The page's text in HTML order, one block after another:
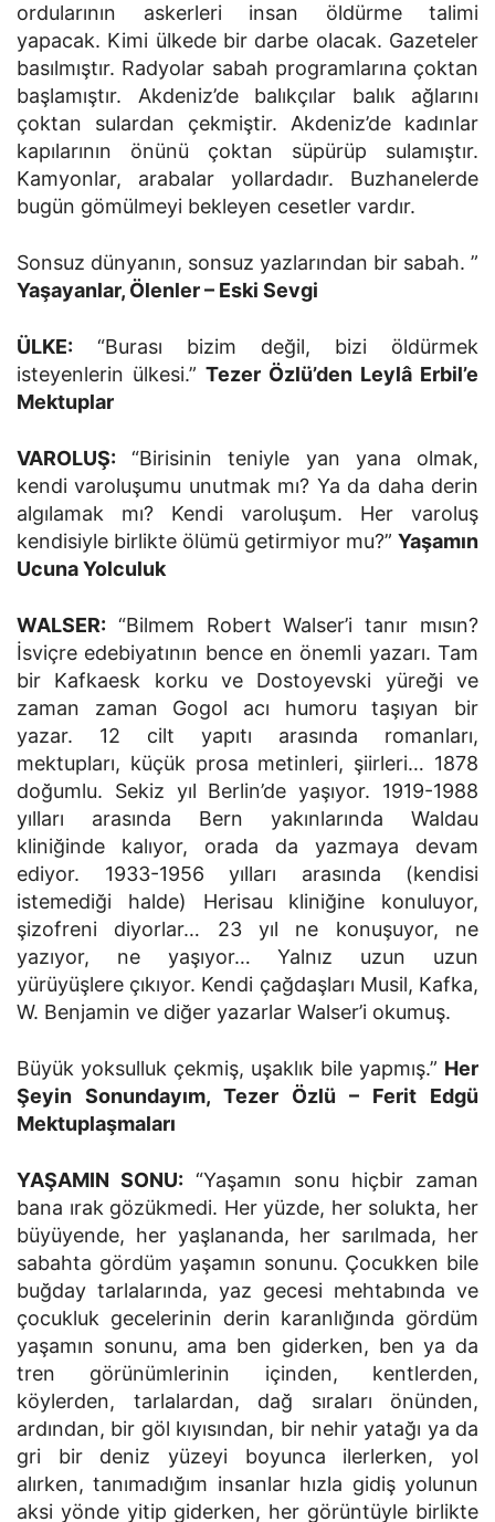
ordularının askerleri insan öldürme talimi
yapacak. Kimi ülkede bir darbe olacak. Gazeteler
basılmıştır. Radyolar sabah programlarına çoktan
başlamıştır. Akdeniz’de balıkçılar balık ağlarını
çoktan sulardan çekmiştir. Akdeniz’de kadınlar
kapılarının önünü çoktan süpürüp sulamıştır.
Kamyonlar, arabalar yollardadır. Buzhanelerde
bugün gömülmeyi bekleyen cesetler vardır.
Sonsuz dünyanın, sonsuz yazlarından bir sabah. ”
Yaşayanlar, Ölenler – Eski Sevgi
ÜLKE: “Burası bizim değil, bizi öldürmek
isteyenlerin ülkesi.” Tezer Özlü’den Leylâ Erbil’e
Mektuplar
VAROLUŞ: “Birisinin teniyle yan yana olmak,
kendi varoluşumu unutmak mı? Ya da daha derin
algılamak mı? Kendi varoluşum. Her varoluş
kendisiyle birlikte ölümü getirmiyor mu?” Yaşamın
Ucuna Yolculuk
WALSER: “Bilmem Robert Walser’i tanır mısın?
İsviçre edebiyatının bence en önemli yazarı. Tam
bir Kafkaesk korku ve Dostoyevski yüreği ve
zaman zaman Gogol acı humoru taşıyan bir
yazar. 12 cilt yapıtı arasında romanları,
mektupları, küçük prosa metinleri, şiirleri… 1878
doğumlu. Sekiz yıl Berlin’de yaşıyor. 1919-1988
yılları arasında Bern yakınlarında Waldau
kliniğinde kalıyor, orada da yazmaya devam
ediyor. 1933-1956 yılları arasında (kendisi
istemediği halde) Herisau kliniğine konuluyor,
şizofreni diyorlar… 23 yıl ne konuşuyor, ne
yazıyor, ne yaşıyor… Yalnız uzun uzun
yürüyüşlere çıkıyor. Kendi çağdaşları Musil, Kafka,
W. Benjamin ve diğer yazarlar Walser’i okumuş.
Büyük yoksulluk çekmiş, uşaklık bile yapmış.” Her
Şeyin Sonundayım, Tezer Özlü – Ferit Edgü
Mektuplaşmaları
YAŞAMIN SONU: “Yaşamın sonu hiçbir zaman
bana ırak gözükmedi. Her yüzde, her solukta, her
büyüyende, her yaşlananda, her sarılmada, her
sabahta gördüm yaşamın sonunu. Çocukken bile
buğday tarlalarında, yaz gecesi mehtabında ve
çocukluk gecelerinin derin karanlığında gördüm
yaşamın sonunu, ama ben giderken, ben ya da
tren görünümlerinin içinden, kentlerden,
köylerden, tarlalardan, dağ sıraları önünden,
ardından, bir göl kıyısından, bir nehir yatağı ya da
gri bir deniz yüzeyi boyunca ilerlerken, yol
alırken, tanımadığım insanlar hızla gidiş yolunun
aksi yönde yitip giderken, her görüntüyle birlikte